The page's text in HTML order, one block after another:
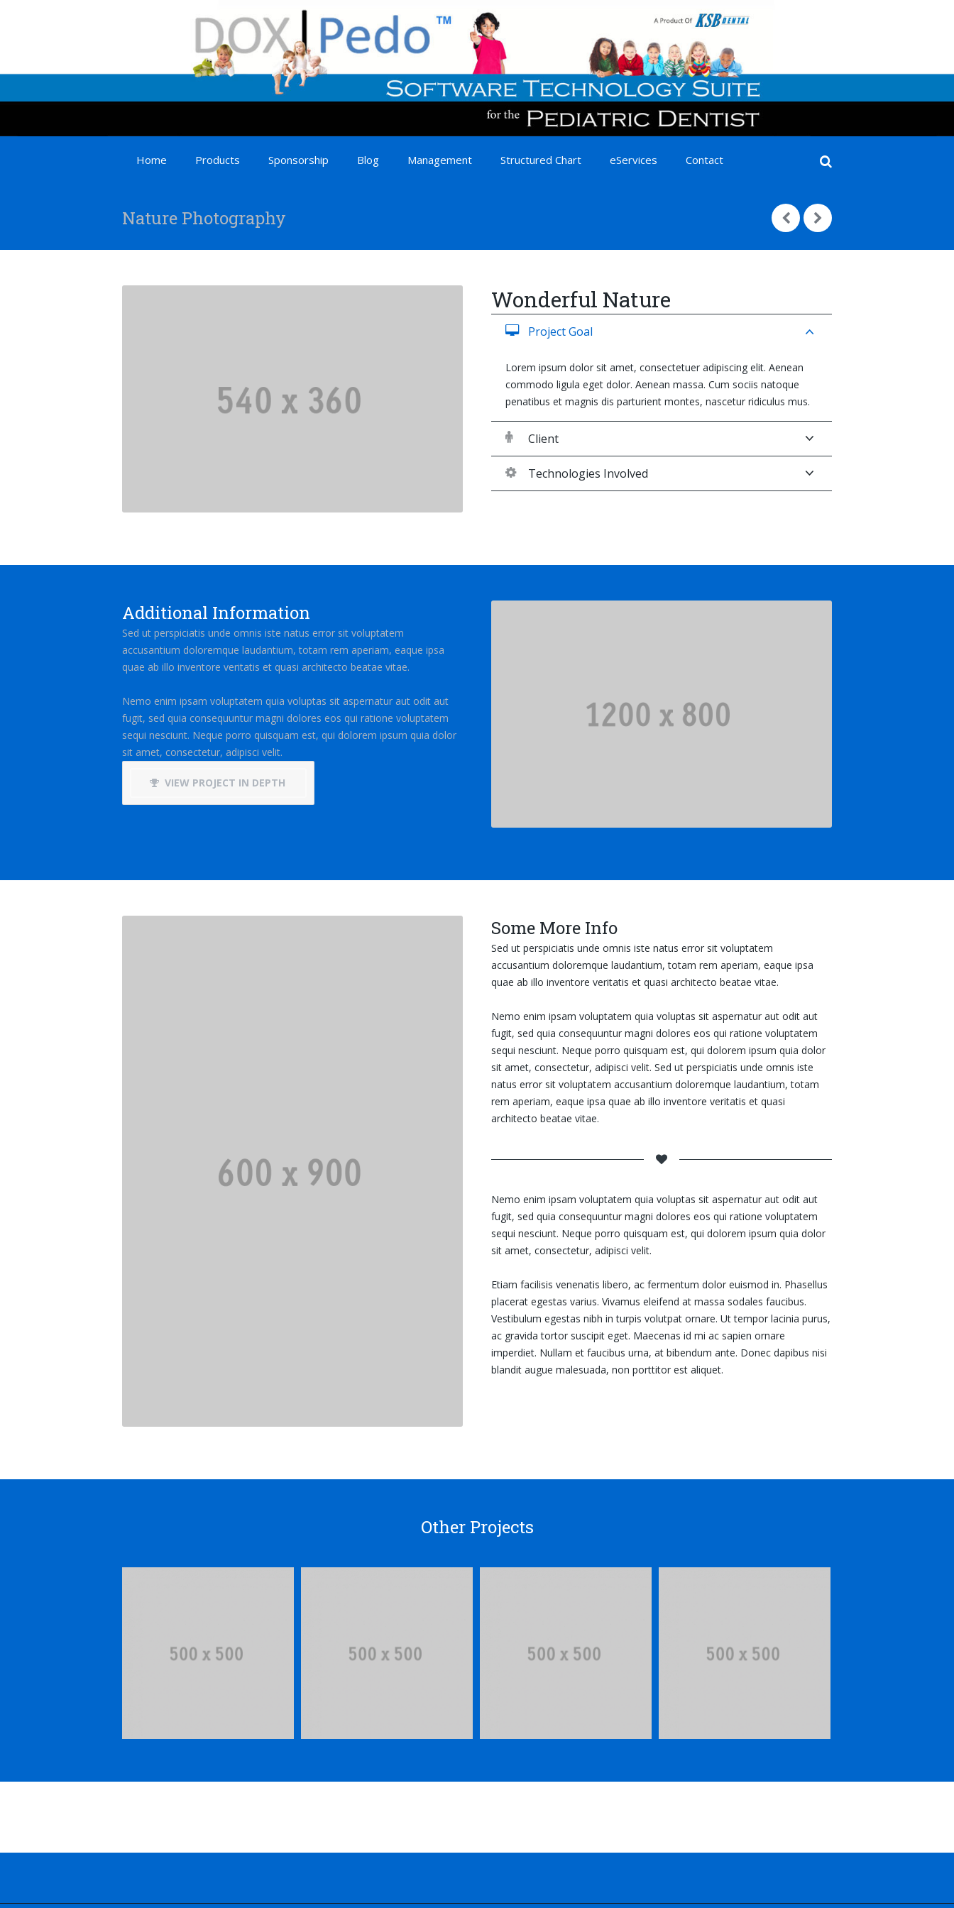
Home Products Sponsorship Blog Management Structured Chart eServices Contact
Nature Photography
Next
Wonderful Nature
Project Goal
Lorem ipsum dolor sit amet, consectetuer adipiscing elit. Aenean
commodo ligula eget dolor. Aenean massa. Cum sociis natoque
penatibus et magnis dis parturient montes, nascetur ridiculus mus.
Client
Technologies Involved
Additional Information
Sed ut perspiciatis unde omnis iste natus error sit voluptatem
accusantium doloremque laudantium, totam rem aperiam, eaque ipsa
quae ab illo inventore veritatis et quasi architecto beatae vitae.
Nemo enim ipsam voluptatem quia voluptas sit aspernatur aut odit aut
fugit, sed quia consequuntur magni dolores eos qui ratione voluptatem
sequi nesciunt. Neque porro quisquam est, qui dolorem ipsum quia dolor
sit amet, consectetur, adipisci velit.
VIEW PROJECT IN DEPTH
Some More Info
Sed ut perspiciatis unde omnis iste natus error sit voluptatem
accusantium doloremque laudantium, totam rem aperiam, eaque ipsa
quae ab illo inventore veritatis et quasi architecto beatae vitae.
Nemo enim ipsam voluptatem quia voluptas sit aspernatur aut odit aut
fugit, sed quia consequuntur magni dolores eos qui ratione voluptatem
sequi nesciunt. Neque porro quisquam est, qui dolorem ipsum quia dolor
sit amet, consectetur, adipisci velit. Sed ut perspiciatis unde omnis iste
natus error sit voluptatem accusantium doloremque laudantium, totam
rem aperiam, eaque ipsa quae ab illo inventore veritatis et quasi
architecto beatae vitae.
Nemo enim ipsam voluptatem quia voluptas sit aspernatur aut odit aut
fugit, sed quia consequuntur magni dolores eos qui ratione voluptatem
sequi nesciunt. Neque porro quisquam est, qui dolorem ipsum quia dolor
sit amet, consectetur, adipisci velit.
Etiam facilisis venenatis libero, ac fermentum dolor euismod in. Phasellus
placerat egestas varius. Vivamus eleifend at massa sodales faucibus.
Vestibulum egestas nibh in turpis volutpat ornare. Ut tempor lacinia purus,
ac gravida tortor suscipit eget. Maecenas id mi ac sapien ornare
imperdiet. Nullam et faucibus urna, at bibendum ante. Donec dapibus nisi
blandit augue malesuada, non porttitor est aliquet.
Other Projects